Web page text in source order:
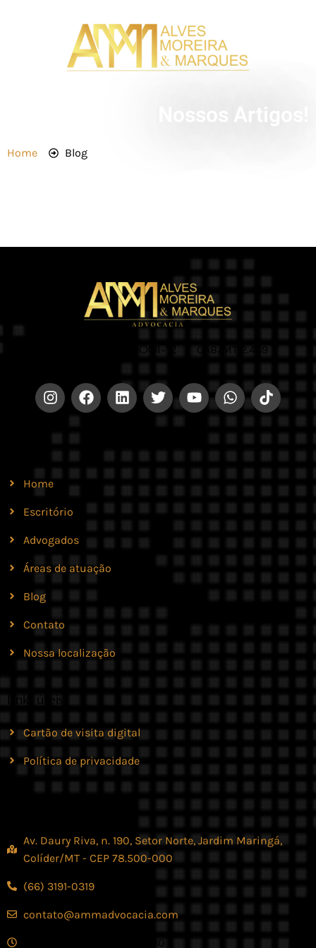
Home Blog
CNPJ 42.579.159/0001-52 | OAB/MT 2.469
Home
Escritório
Advogados
Áreas de atuação
Blog
Contato
Nossa localização
Links úteis
Cartão de visita digital
Política de privacidade
Av. Daury Riva, n. 190, Setor Norte, Jardim Maringá,
Colíder/MT - CEP 78.500-000
(66) 3191-0319
contato@ammadvocacia.com